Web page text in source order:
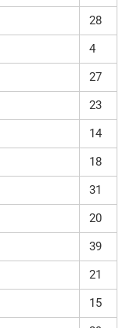
28
4
27
23
14
18
31
20
39
21
15